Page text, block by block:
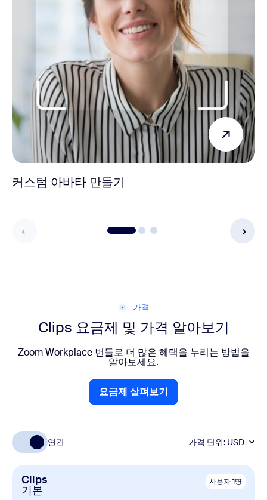
커스텀 아바타 만들기
가격
Clips 요금제 및 가격 알아보기
Zoom Workplace 번들로 더 많은 혜택을 누리는 방법을
알아보세요.
요금제 살펴보기
요금제 살펴보기
연간 가격 단위: USD
Clips
기본
사용자 1명